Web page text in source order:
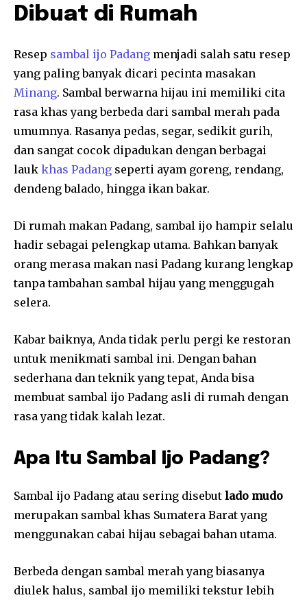
Dibuat di Rumah
Resep sambal ijo Padang menjadi salah satu resep
yang paling banyak dicari pecinta masakan
Minang. Sambal berwarna hijau ini memiliki cita
rasa khas yang berbeda dari sambal merah pada
umumnya. Rasanya pedas, segar, sedikit gurih,
dan sangat cocok dipadukan dengan berbagai
lauk khas Padang seperti ayam goreng, rendang,
dendeng balado, hingga ikan bakar.
Di rumah makan Padang, sambal ijo hampir selalu
hadir sebagai pelengkap utama. Bahkan banyak
orang merasa makan nasi Padang kurang lengkap
tanpa tambahan sambal hijau yang menggugah
selera.
Kabar baiknya, Anda tidak perlu pergi ke restoran
untuk menikmati sambal ini. Dengan bahan
sederhana dan teknik yang tepat, Anda bisa
membuat sambal ijo Padang asli di rumah dengan
rasa yang tidak kalah lezat.
Apa Itu Sambal Ijo Padang?
Sambal ijo Padang atau sering disebut lado mudo
merupakan sambal khas Sumatera Barat yang
menggunakan cabai hijau sebagai bahan utama.
Berbeda dengan sambal merah yang biasanya
diulek halus, sambal ijo memiliki tekstur lebih